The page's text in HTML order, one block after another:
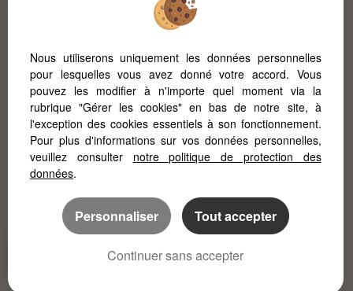
Chateauneuf Grasse (06740)
Rochefort (17300)
Champniers (16430)
Pont L'abbe D'arnoult (17250)
L'immobilier à Poitiers
L'immobilier à la Rochelle
Nous utiliserons uniquement les données personnelles
pour lesquelles vous avez donné votre accord. Vous
pouvez les modifier à n'importe quel moment via la
rubrique "Gérer les cookies" en bas de notre site, à
l'exception des cookies essentiels à son fonctionnement.
Pour plus d'informations sur vos données personnelles,
veuillez consulter notre politique de protection des
données.
Personnaliser Tout accepter
Continuer sans accepter